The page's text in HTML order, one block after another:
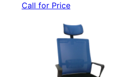
Call for Price